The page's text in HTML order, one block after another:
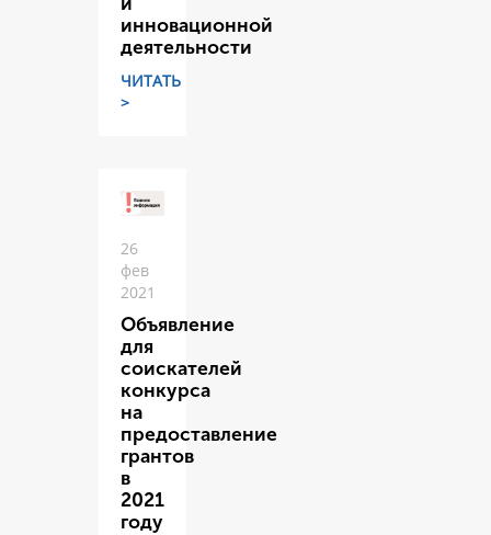
инновационной
деятельности
ЧИТАТЬ
>
26
фев
2021
Объявление
для
соискателей
конкурса
на
предоставление
грантов
в
2021
году